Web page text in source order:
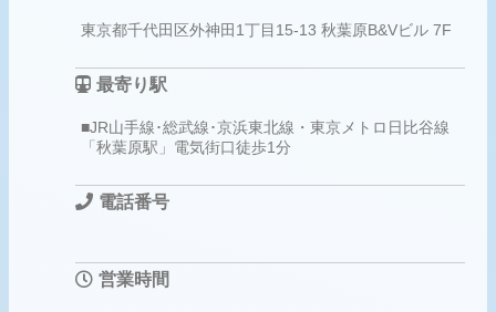
東京都千代田区外神田1丁目15-13 秋葉原B&Vビル 7F
最寄り駅
■JR山手線･総武線･京浜東北線・東京メトロ日比谷線
「秋葉原駅」電気街口徒歩1分
電話番号
営業時間